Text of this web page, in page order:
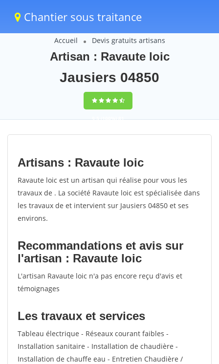
Chantier sous traitance
Accueil Devis gratuits artisans
Artisan : Ravaute loic
Jausiers 04850
9,5(100%)81
votes
Artisans : Ravaute loic
Ravaute loic est un artisan qui réalise pour vous les
travaux de . La société Ravaute loic est spécialisée dans
les travaux de et intervient sur Jausiers 04850 et ses
environs.
Recommandations et avis sur
l'artisan : Ravaute loic
L'artisan Ravaute loic n'a pas encore reçu d'avis et
témoignages
Les travaux et services
Tableau électrique - Réseaux courant faibles -
Installation sanitaire - Installation de chaudière -
Installation de chauffe eau - Entretien Chaudière /